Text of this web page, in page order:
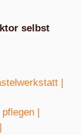
selbst
|
|